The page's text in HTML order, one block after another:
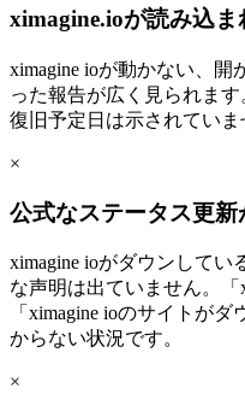
ximagine.ioが読み込ま
ximagine ioが動かない、
った報告が広く見られま
復旧予定日は示されていま
×
公式なステータス更新
ximagine ioがダウンして
な声明は出ていません。「
「ximagine ioのサイトが
からない状況です。
×